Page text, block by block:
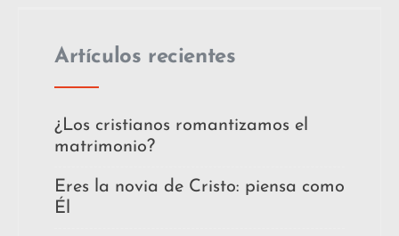
Artículos recientes
¿Los cristianos romantizamos el
matrimonio?
Eres la novia de Cristo: piensa como
Él